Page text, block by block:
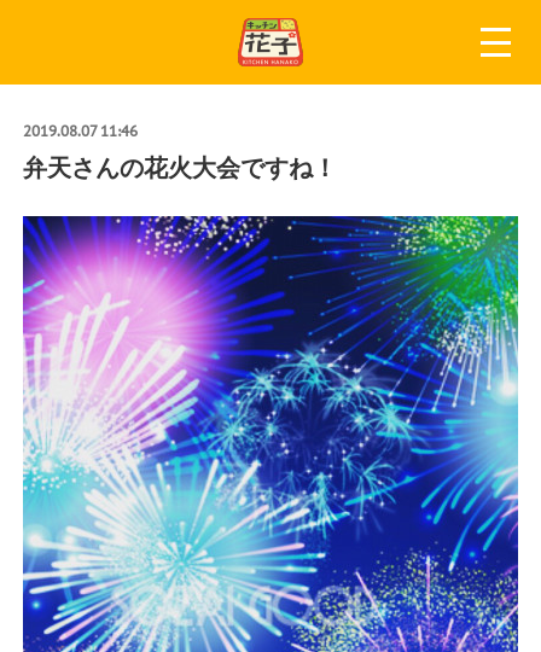
2019.08.07 11:46
弁天さんの花火大会ですね！